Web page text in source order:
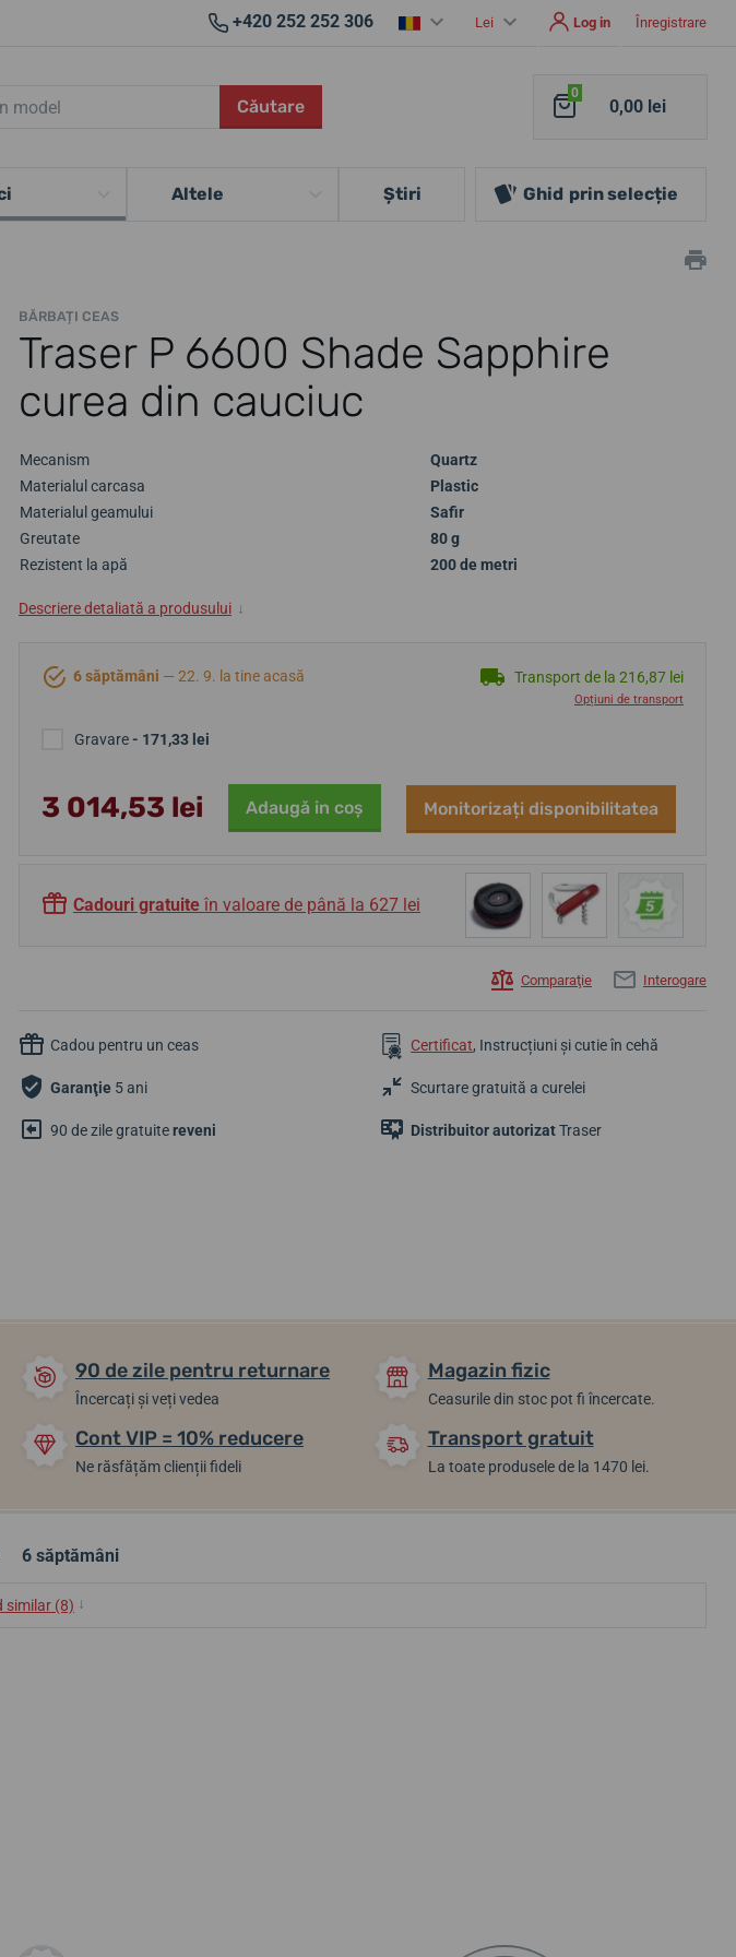
+420 252 252 306 Lei Log in Înregistrare
Căutare
0
0,00 lei
Altele Ştiri Ghid prin selecție
BĂRBAȚI CEAS
Traser P 6600 Shade Sapphire
curea din cauciuc
Mecanism
Quartz
Materialul carcasa
Plastic
Materialul geamului
Safir
Greutate
80 g
Rezistent la apă
200 de metri
Descriere detaliată a produsului ↓
6 săptămâni — 22. 9. la tine acasă Transport de la 216,87 lei
Opțiuni de transport
Gravare- 171,33 lei
3 014,53 lei Adaugă in coş Monitorizați disponibilitatea
Cadouri gratuite în valoare de până la 627 lei
Comparaţie Interogare
Cadou pentru un ceas Certificat, Instrucțiuni și cutie în cehă
Garanţie 5 ani Scurtare gratuită a curelei
90 de zile gratuitereveni Distribuitor autorizatTraser
5 942,31 lei 3 491,65 lei 6 831,49 lei 6 267,62 lei
90 de zile pentru returnare
Încercați și veți vedea
Magazin fizic
Ceasurile din stoc pot fi încercate.
Cont VIP = 10% reducere
Ne răsfățăm clienții fideli
Transport gratuit
La toate produsele de la 1470 lei.
6 săptămâni
similar (8) ↓